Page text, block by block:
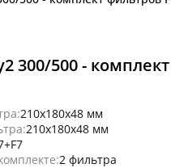
300/500 -
210x180x48 мм
210x180x48 мм
2 фильтра